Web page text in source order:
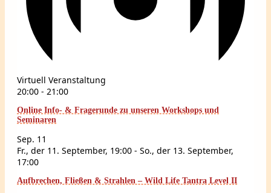
Virtuell Veranstaltung
20:00 - 21:00
Online Info- & Fragerunde zu unseren Workshops und
Seminaren
Sep. 11
Fr., der 11. September, 19:00 - So., der 13. September,
17:00
Aufbrechen, Fließen & Strahlen – Wild Life Tantra Level II